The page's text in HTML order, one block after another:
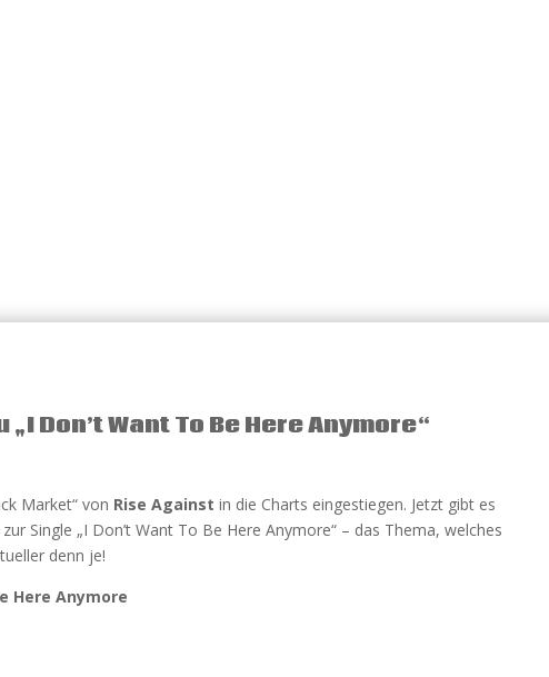
Don’t Want To Be Here Anymore“
Market“ von Rise Against in die Charts eingestiegen. Jetzt gibt es
Single „I Don’t Want To Be Here Anymore“ – das Thema, welches
denn je!
Here Anymore